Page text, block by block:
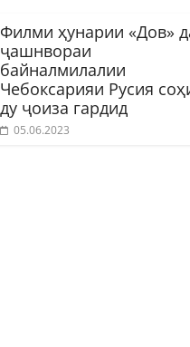
Филми ҳунарии «Дов»
ҷашнвораи
байналмилалии
Чебоксарияи Русия
ду ҷоиза гардид
05.06.2023